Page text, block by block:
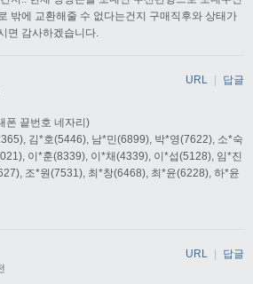
밖에 교환해줄 수 없다는건지 구매직후와 상태가
면 감사하겠습니다.
폰 끝번호 네자리)
김*호(5446), 남*민(6899), 박*영(7622), 소*숙
이*훈(8339), 이*채(4339), 이*섭(5128), 임*진
조*원(7531), 최*창(6468), 최*윤(6228), 하*윤
URL 답글
URL 답글